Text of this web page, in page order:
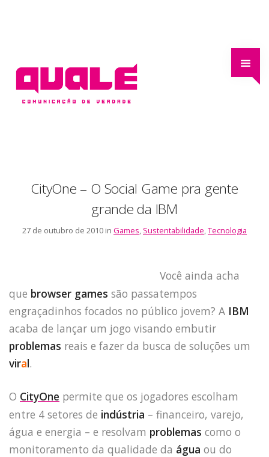
CityOne – O Social Game pra gente
grande da IBM
27 de outubro de 2010 in Games, Sustentabilidade,Tecnologia
Você ainda acha
que browser games são passatempos
engraçadinhos focados no público jovem? A IBM
acaba de lançar um jogo visando embutir
problemas reais e fazer da busca de soluções um
viral.
O CityOne permite que os jogadores escolham
entre 4 setores de indústria – financeiro, varejo,
água e energia – e resolvam problemas como o
monitoramento da qualidade da água ou do